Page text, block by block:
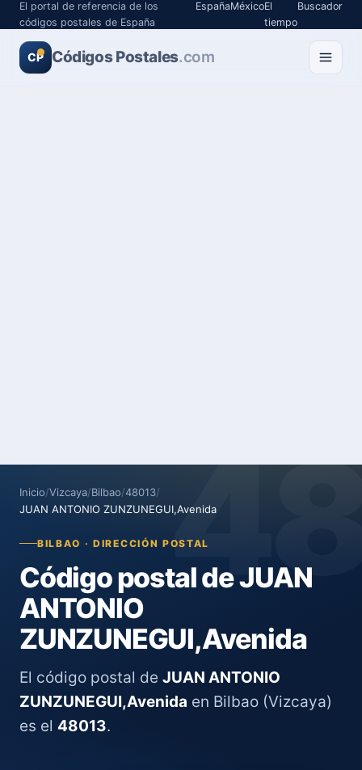
El portal de referencia de los
códigos postales de España
EspañaMéxicoEl
tiempo
Buscador
CP Códigos Postales.com
Inicio/Vizcaya/Bilbao/48013/
JUAN ANTONIO ZUNZUNEGUI,Avenida
BILBAO · DIRECCIÓN POSTAL
Código postal de JUAN
ANTONIO
ZUNZUNEGUI,Avenida
El código postal de JUAN ANTONIO
ZUNZUNEGUI,Avenida en Bilbao (Vizcaya)
es el 48013.